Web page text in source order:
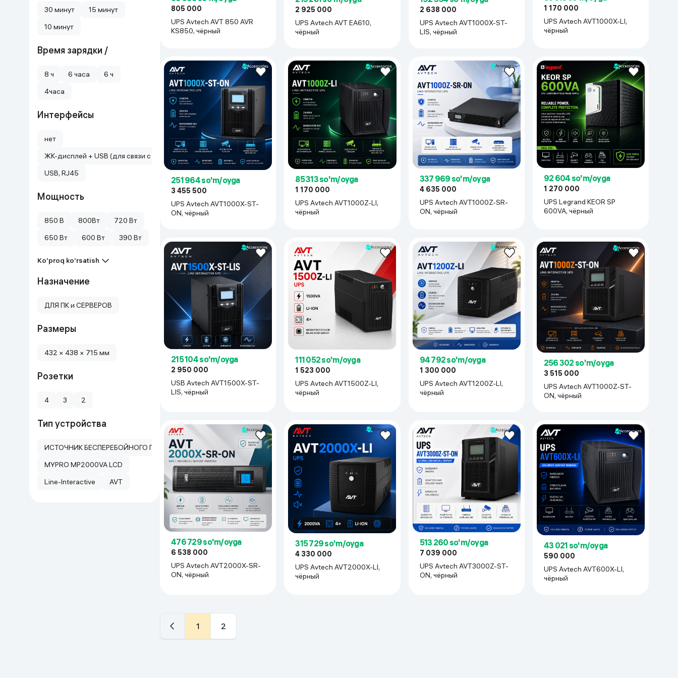
Uy va bog‘
Kitoblar
Kiyim-kechak va Oyoq
30 минут
15 минут
10 минут
Время зарядки /
8 ч 6 часа
6 ч
4часа
Интерфейсы
нет
ЖК-дисплей + USB (для связи с ПК) + RJ45 (защита сети).
USB, RJ45
Мощность
850 В 800Вт
720 Вт
650 Вт
600 Вт 390 Вт
Ko'proq ko'rsatish
Назначение
ДЛЯ ПК и СЕРВЕРОВ
Размеры
432 × 438 × 715 мм
Розетки
4 3 2
Тип устройства
ИСТОЧНИК БЕСПЕРЕБОЙНОГО ПИТАНИЕ 650W
MYPRO MP2000VA LCD
Line-Interactive
AVT
805 000
UPS Avtech AVT 850 AVR
KS850, чёрный
2 925 000
UPS Avtech AVT EA610,
чёрный
2 638 000
UPS Avtech AVT1000X-ST-
LIS, чёрный
1 170 000
UPS Avtech AVT1000X-LI,
чёрный
251 964 so'm/oyga
3 455 500
UPS Avtech AVT1000X-ST-
ON, чёрный
85 313 so'm/oyga
1 170 000
UPS Avtech AVT1000Z-LI,
чёрный
337 969 so'm/oyga
4 635 000
UPS Avtech AVT1000Z-SR-
ON, чёрный
92 604 so'm/oyga
1 270 000
UPS Legrand KEOR SP
600VA, чёрный
215 104 so'm/oyga
2 950 000
USB Avtech AVT1500X-ST-
LIS, чёрный
111 052 so'm/oyga
1 523 000
UPS Avtech AVT1500Z-LI,
чёрный
94 792 so'm/oyga
1 300 000
UPS Avtech AVT1200Z-LI,
чёрный
256 302 so'm/oyga
3 515 000
UPS Avtech AVT1000Z-ST-
ON, чёрный
476 729 so'm/oyga
6 538 000
UPS Avtech AVT2000X-SR-
ON, чёрный
315 729 so'm/oyga
4 330 000
UPS Avtech AVT2000X-LI,
чёрный
513 260 so'm/oyga
7 039 000
UPS Avtech AVT3000Z-ST-
ON, чёрный
43 021 so'm/oyga
590 000
UPS Avtech AVT600X-LI,
чёрный
1 2